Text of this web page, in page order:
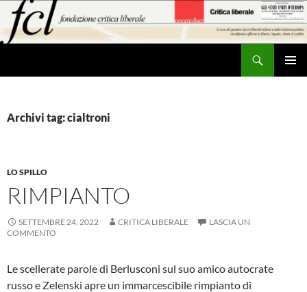
contenuto
Archivi tag: cialtroni
LO SPILLO
RIMPIANTO
SETTEMBRE 24, 2022 CRITICA LIBERALE
LASCIA UN
COMMENTO
Le scellerate parole di Berlusconi sul suo amico autocrate
russo e Zelenski apre un immarcescibile rimpianto di